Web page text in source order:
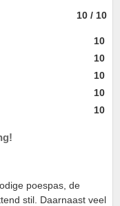
10 / 10
10
10
10
10
10
poespas, de
stil. Daarnaast veel